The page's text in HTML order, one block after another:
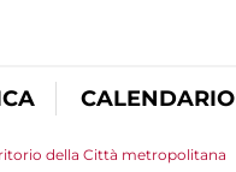
CALENDARIO
della Città metropolitana